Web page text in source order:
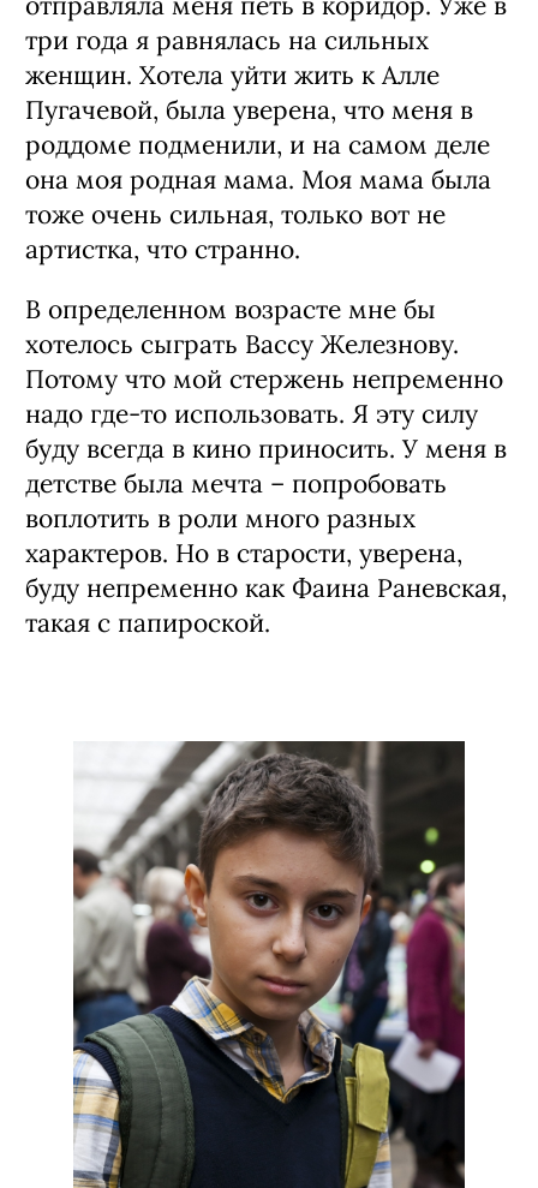
Мне часто говорят, что во всех ролях
прослеживается мой характер.
Стержень либо есть, либо его нет. Если
он востребован, почему бы его не
использовать. Я всегда знала, что
однажды приду в народное кино,
потому что это мой путь. Своему
зрителю отдам все, что имею. Еще в
детстве я уверяла бабушку, что стану
самой известной актрисой в стране.
Она отвечала: «Да, конечно!», ─ и
отправляла меня петь в коридор. Уже в
три года я равнялась на сильных
женщин. Хотела уйти жить к Алле
Пугачевой, была уверена, что меня в
роддоме подменили, и на самом деле
она моя родная мама. Моя мама была
тоже очень сильная, только вот не
артистка, что странно.
хотелось сыграть Вассу Железнову.
Потому что мой стержень непременно
надо где-то использовать. Я эту силу
буду всегда в кино приносить. У меня в
детстве была мечта – попробовать
воплотить в роли много разных
характеров. Но в старости, уверена,
буду непременно как Фаина Раневская,
такая с папироской.